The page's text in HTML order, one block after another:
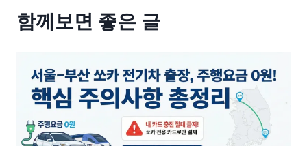
함께보면 좋은 글